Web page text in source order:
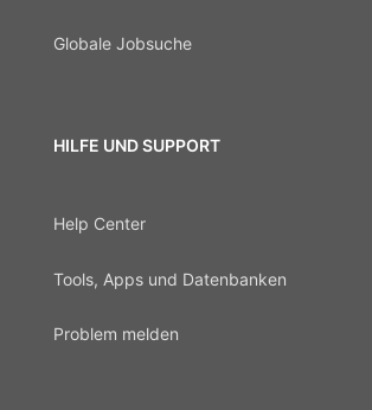
Globale Jobsuche
HILFE UND SUPPORT
Help Center
Tools, Apps und Datenbanken
Problem melden